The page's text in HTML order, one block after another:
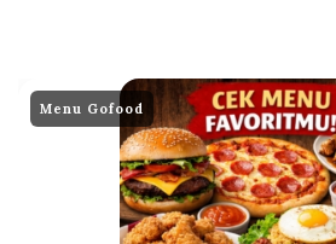
Menu Gofood